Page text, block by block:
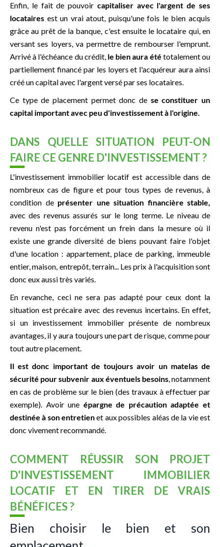
Enfin, le fait de pouvoir capitaliser avec l'argent de ses
locataires est un vrai atout, puisqu'une fois le bien acquis
grâce au prêt de la banque, c'est ensuite le locataire qui, en
versant ses loyers, va permettre de rembourser l'emprunt.
Arrivé à l'échéance du crédit, le bien aura été totalement ou
partiellement financé par les loyers et l'acquéreur aura ainsi
créé un capital avec l'argent versé par ses locataires.
Ce type de placement permet donc de se constituer un
capital important avec peu d'investissement à l'origine.
DANS QUELLE SITUATION PEUT-ON
FAIRE CE GENRE D'INVESTISSEMENT ?
L'investissement immobilier locatif est accessible dans de
nombreux cas de figure et pour tous types de revenus, à
condition de présenter une situation financière stable,
avec des revenus assurés sur le long terme. Le niveau de
revenu n'est pas forcément un frein dans la mesure où il
existe une grande diversité de biens pouvant faire l'objet
d'une location : appartement, place de parking, immeuble
entier, maison, entrepôt, terrain... Les prix à l'acquisition sont
donc eux aussi très variés.
En revanche, ceci ne sera pas adapté pour ceux dont la
situation est précaire avec des revenus incertains. En effet,
si un investissement immobilier présente de nombreux
avantages, il y aura toujours une part de risque, comme pour
tout autre placement.
Il est donc important de toujours avoir un matelas de
sécurité pour subvenir aux éventuels besoins, notamment
en cas de problème sur le bien (des travaux à effectuer par
exemple). Avoir une épargne de précaution adaptée et
destinée à son entretienet aux possibles aléas de la vie est
donc vivement recommandé.
COMMENT RÉUSSIR SON PROJET
D'INVESTISSEMENT IMMOBILIER
LOCATIF ET EN TIRER DE VRAIS
BÉNÉFICES ?
Bien choisir le bien et son